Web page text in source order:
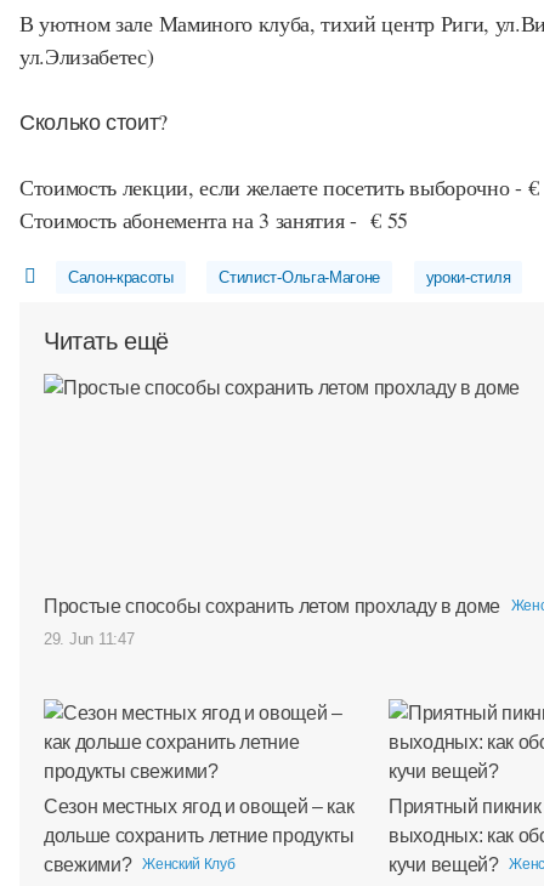
В уютном зале Маминого клуба, тихий центр Риги,
ул.Элизабетес)
Сколько стоит?
Стоимость лекции, если желаете посетить выборочно -
Стоимость абонемента на 3 занятия - € 55
Салон-красоты Стилист-Ольга-Магоне уроки-стиля
Читать ещё
Простые способы сохранить летом прохладу в доме
29. Jun 11:47
Сезон местных ягод и овощей – как
дольше сохранить летние продукты
свежими?
Женский Клуб
Приятный
выходных: как
кучи вещей?